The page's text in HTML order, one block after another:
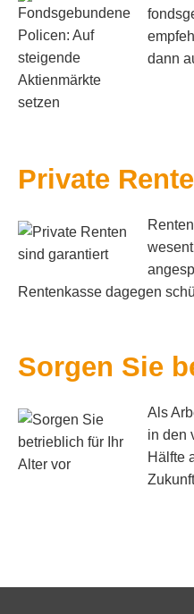
dann
Private
Rentenkasse dagegen
Sorgen Sie
Als
in den
Hälfte